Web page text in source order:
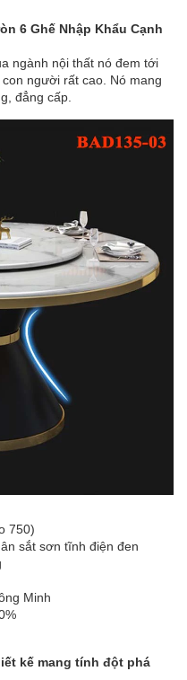
6 Ghế Nhập Khẩu Cạnh
ngành nội thất nó đem tới
người rất cao. Nó mang
đẳng cấp.
750)
sắt sơn tĩnh điện đen
Minh
kế mang tính đột phá